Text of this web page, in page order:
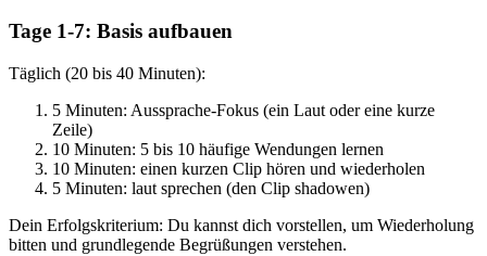
Tage 1-7: Basis aufbauen
Täglich (20 bis 40 Minuten):
5 Minuten: Aussprache-Fokus (ein Laut oder eine kurze
Zeile)
10 Minuten: 5 bis 10 häufige Wendungen lernen
10 Minuten: einen kurzen Clip hören und wiederholen
5 Minuten: laut sprechen (den Clip shadowen)
Dein Erfolgskriterium: Du kannst dich vorstellen, um Wiederholung
bitten und grundlegende Begrüßungen verstehen.